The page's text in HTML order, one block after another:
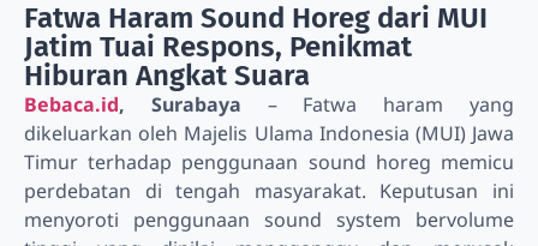
Fatwa Haram Sound Horeg dari MUI
Jatim Tuai Respons, Penikmat
Hiburan Angkat Suara
Bebaca.id, Surabaya – Fatwa haram yang
dikeluarkan oleh Majelis Ulama Indonesia (MUI) Jawa
Timur terhadap penggunaan sound horeg memicu
perdebatan di tengah masyarakat. Keputusan ini
menyoroti penggunaan sound system bervolume